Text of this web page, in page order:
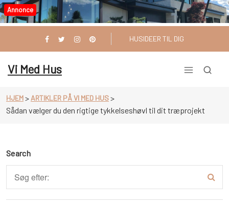
Videre
til
Annonce
HUSIDEER TIL DIG
Vi Med Hus
HJEM> ARTIKLER PÅ VI MED HUS>
Sådan vælger du den rigtige tykkelseshøvl til dit træprojekt
Search